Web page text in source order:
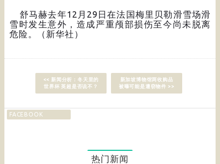
舒马赫去年12月29日在法国梅里贝勒滑雪场滑
雪时发生意外，造成严重颅部损伤至今尚未脱离
危险。（新华社）
<< 新闻分析：冬天里的
世界杯 英超是否说不？
新加坡博物馆两收购品
被曝可能是遭窃物件 >>
FACEBOOK
热门新闻